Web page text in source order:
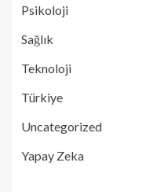
Psikoloji
Sağlık
Teknoloji
Türkiye
Uncategorized
Yapay Zeka